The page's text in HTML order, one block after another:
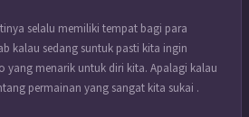
selalu memiliki tempat bagi para
kalau sedang suntuk pasti kita ingin
yang menarik untuk diri kita. Apalagi kalau
permainan yang sangat kita sukai .